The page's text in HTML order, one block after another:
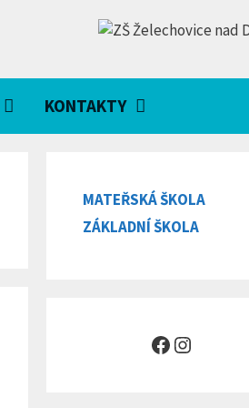
KONTAKTY
MATEŘSKÁ ŠKOLA
ZÁKLADNÍ ŠKOLA
Facebook
Instagram